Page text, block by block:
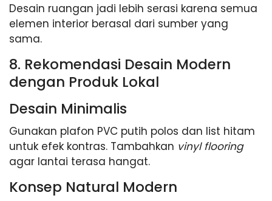
Desain ruangan jadi lebih serasi karena semua
elemen interior berasal dari sumber yang
sama.
8. Rekomendasi Desain Modern
dengan Produk Lokal
Desain Minimalis
Gunakan plafon PVC putih polos dan list hitam
untuk efek kontras. Tambahkan vinyl flooring
agar lantai terasa hangat.
Konsep Natural Modern